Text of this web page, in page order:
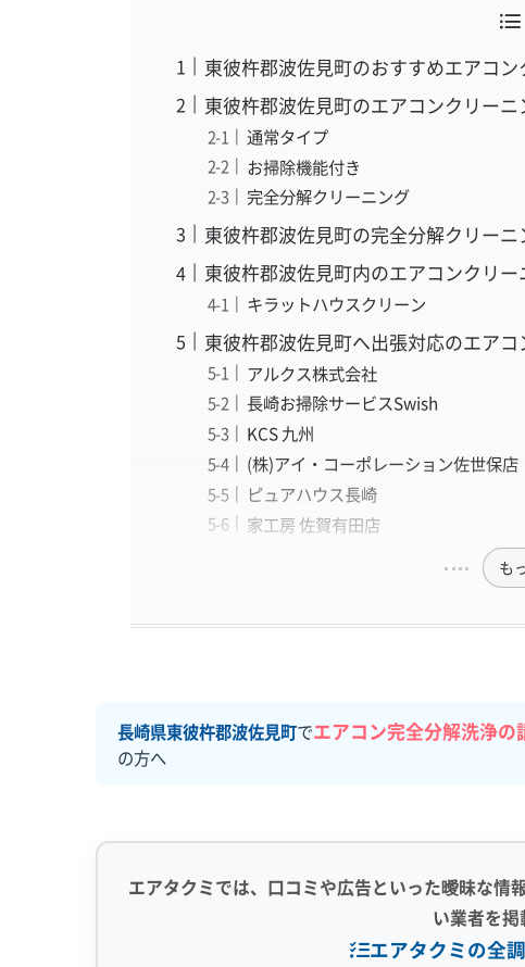
東彼杵郡波佐見町のおすすめエアコ
東彼杵郡波佐見町のエアコンクリー
通常タイプ
お掃除機能付き
完全分解クリーニング
東彼杵郡波佐見町の完全分解クリー
東彼杵郡波佐見町内のエアコンクリー
キラットハウスクリーン
東彼杵郡波佐見町へ出張対応のエア
アルクス株式会社
長崎お掃除サービスSwish
KCS 九州
(株)アイ・コーポレーション佐世保店
ピュアハウス長崎
家工房 佐賀有田店
も
長崎県東彼杵郡波佐見町でエアコン完全分解洗浄の
の方へ
エアタクミでは、口コミや広告といった曖昧な情
い業者を掲
エアタクミの全